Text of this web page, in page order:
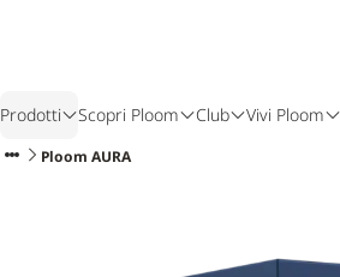
Prodotti Scopri Ploom Club Vivi Ploom
Ploom AURA